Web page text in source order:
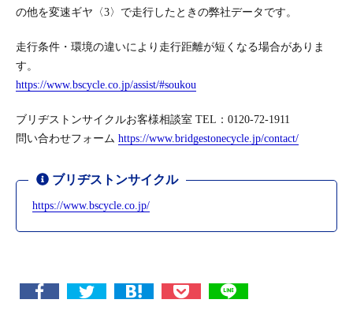
の他を変速ギヤ〈3〉で走行したときの弊社データです。
走行条件・環境の違いにより走行距離が短くなる場合がありま
す。
https://www.bscycle.co.jp/assist/#soukou
ブリヂストンサイクルお客様相談室 TEL：0120-72-1911
問い合わせフォーム https://www.bridgestonecycle.jp/contact/
ブリヂストンサイクル
https://www.bscycle.co.jp/